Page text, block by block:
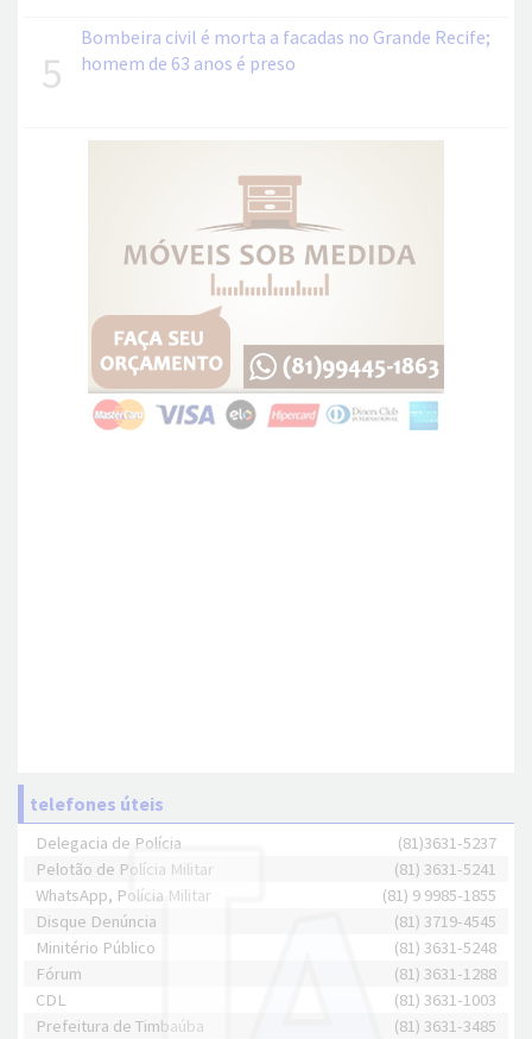
5
Bombeira civil é morta a facadas no Grande Recife;
homem de 63 anos é preso
telefones úteis
Delegacia de Polícia
(81)3631-5237
Pelotão de Polícia Militar
(81) 3631-5241
WhatsApp, Polícia Militar
(81) 9 9985-1855
Disque Denúncia
(81) 3719-4545
Minitério Público
(81) 3631-5248
Fórum
(81) 3631-1288
CDL
(81) 3631-1003
Prefeitura de Timbaúba
(81) 3631-3485